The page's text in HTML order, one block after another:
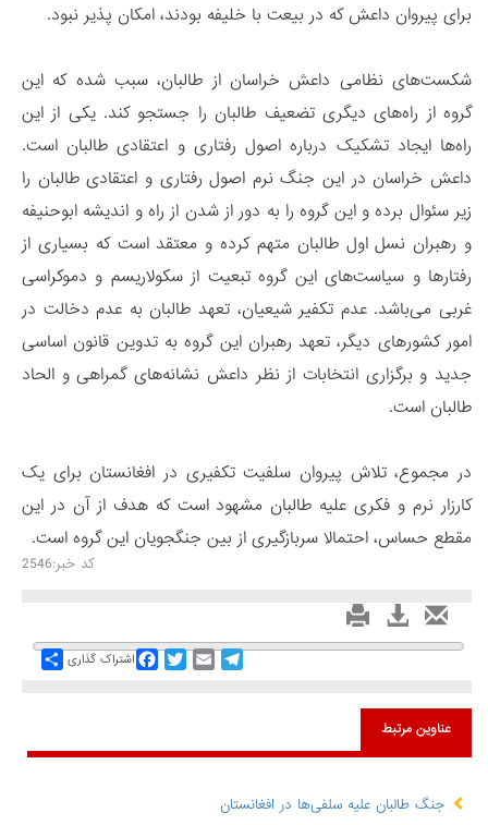
برای پیروان داعش که در بیعت با خلیفه بودند، امکان پذیر نبود.
شکست‌های نظامی داعش خراسان از طالبان، سبب شده که این
گروه از راه‌های دیگری تضعیف طالبان را جستجو کند. یکی از این
راه‌ها ایجاد تشکیک درباره اصول رفتاری و اعتقادی طالبان است.
داعش خراسان در این جنگ نرم اصول رفتاری و اعتقادی طالبان را
زیر سئوال برده و این گروه را به دور از شدن از راه و اندیشه ابوحنیفه
و رهبران نسل اول طالبان متهم کرده و معتقد است که بسیاری از
رفتارها و سیاست‌های این گروه تبعیت از سکولاریسم و دموکراسی
غربی می‌باشد. عدم تکفیر شیعیان، تعهد طالبان به عدم دخالت در
امور کشورهای دیگر، تعهد رهبران این گروه به تدوین قانون اساسی
جدید و برگزاری انتخابات از نظر داعش نشانه‌های گمراهی و الحاد
طالبان است.
در مجموع، تلاش پیروان سلفیت تکفیری در افغانستان برای یک
کارزار نرم و فکری علیه طالبان مشهود است که هدف از آن در این
مقطع حساس، احتمالا سربازگیری از بین جنگجویان این گروه است.
کد خبر:2546
Share اشتراک گذاری
FacebookTwitterEmail
Telegram
عناوین مرتبط
جنگ طالبان علیه سلفی‌ها در افغانستان